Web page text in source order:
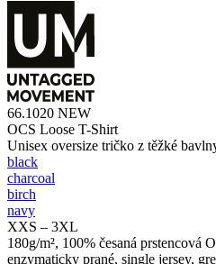
66.1020 NEW
OCS Loose T-Shirt
Unisex oversize tričko z těžké
black
charcoal
birch
navy
XXS – 3XL
180g/m², 100% česaná prstencová
enzymaticky prané, single jersey,